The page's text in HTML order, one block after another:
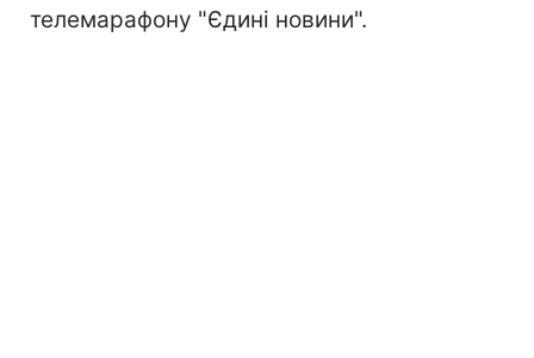
телемарафону "Єдині новини".